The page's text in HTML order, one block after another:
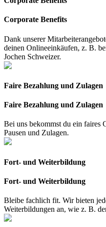
Corporate Benefits
Dank unserer
deinen Onlineeinkäufen, z. B.
Jochen Schweizer.
Faire Bezahlung und Zulagen
Faire Bezahlung und Zulagen
Bei uns bekommst du ein faires
Pausen und Zulagen.
Fort- und Weiterbildung
Fort- und Weiterbildung
Bleibe fachlich fit. Wir bieten
Weiterbildungen an, wie z. B.